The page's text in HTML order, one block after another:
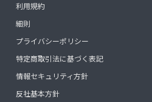
利用規約
細則
プライバシーポリシー
特定商取引法に基づく表記
情報セキュリティ方針
反社基本方針